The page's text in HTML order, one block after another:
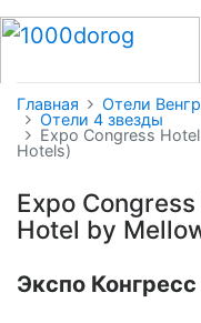
Главная Отели
Отели 4 звезды
Expo Congress
Hotels)
Expo
Hotel by
Экспо Конгресс